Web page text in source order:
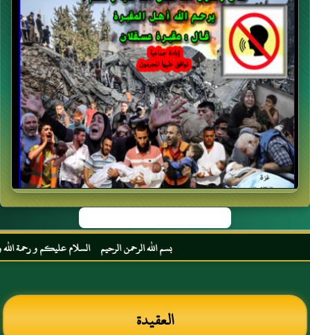
بسم الله الرحمن الرحيم السلام عليكم و رحمة الله و
العقيدة